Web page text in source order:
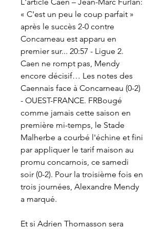
« C'est un peu le coup parfait »
après le succès 2-0 contre
Concarneau est apparu en
premier sur... 20:57 - Ligue 2.
Caen ne rompt pas, Mendy
encore décisif… Les notes des
Caennais face à Concarneau (0-2)
- OUEST-FRANCE. FRBougé
comme jamais cette saison en
première mi-temps, le Stade
Malherbe a courbé l'échine et fini
par appliquer le tarif maison au
promu concarnois, ce samedi
soir (0-2). Pour la troisième fois en
trois journées, Alexandre Mendy
a marqué.
Et si Adrien Thomasson sera